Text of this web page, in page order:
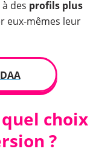
des profils plus
eux-mêmes leur
quel choix
?